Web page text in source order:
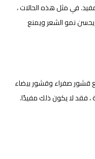
في مثل هذه الحالات ،
يحسن نمو الشعر ويمنع
قشور صفراء وقشور بيضاء
فقد لا يكون ذلك مفيدًا.